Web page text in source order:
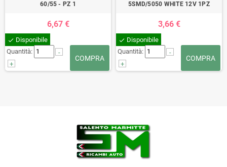
60/55 - PZ 1
6,67 €
check Disponibile
Quantità:
-
+
COMPRA
5SMD/5050 WHITE 12V 1PZ
3,66 €
check Disponibile
Quantità:
-
+
COMPRA